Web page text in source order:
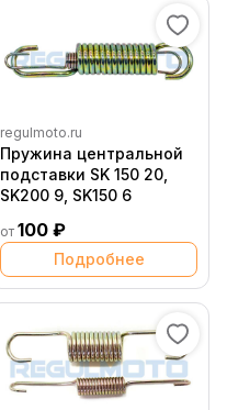
regulmoto.ru
Пружина центральной
подставки SK 150 20,
SK200 9, SK150 6
от 100 ₽
Подробнее